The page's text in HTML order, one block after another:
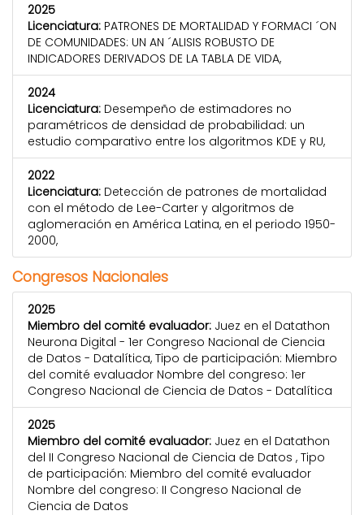
2025
Licenciatura: PATRONES DE MORTALIDAD Y FORMACI ´ON
DE COMUNIDADES: UN AN ´ALISIS ROBUSTO DE
INDICADORES DERIVADOS DE LA TABLA DE VIDA,
2024
Licenciatura: Desempeño de estimadores no
paramétricos de densidad de probabilidad: un
estudio comparativo entre los algoritmos KDE y RU,
2022
Licenciatura: Detección de patrones de mortalidad
con el método de Lee-Carter y algoritmos de
aglomeración en América Latina, en el periodo 1950-
2000,
Congresos Nacionales
2025
Miembro del comité evaluador: Juez en el Datathon
Neurona Digital - 1er Congreso Nacional de Ciencia
de Datos - Datalítica, Tipo de participación: Miembro
del comité evaluador Nombre del congreso: 1er
Congreso Nacional de Ciencia de Datos - Datalítica
2025
Miembro del comité evaluador: Juez en el Datathon
del II Congreso Nacional de Ciencia de Datos , Tipo
de participación: Miembro del comité evaluador
Nombre del congreso: II Congreso Nacional de
Ciencia de Datos